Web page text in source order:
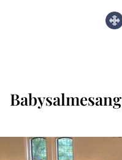
Babysalmesang